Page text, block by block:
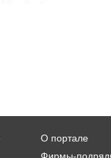
О портале